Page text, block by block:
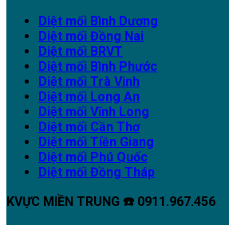
Diệt mối Bình Dương
Diệt mối Đồng Nai
Diệt mối BRVT
Diệt mối Bình Phước
Diệt mối Trà Vinh
Diệt mối Long An
Diệt mối Vĩnh Long
Diệt mối Cần Thơ
Diệt mối Tiền Giang
Diệt mối Phú Quốc
Diệt mối Đồng Tháp
KVỰC MIỀN TRUNG ☎️ 0911.967.456